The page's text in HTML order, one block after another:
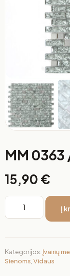
MM
15,90 €
Į
Kategorijos: Įvairių
Sienoms Vidaus